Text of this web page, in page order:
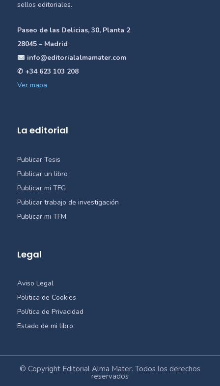
sellos editoriales.
Paseo de las Delicias, 30, Planta 2
28045 – Madrid
info@editorialalmamater.com
✆ +34 623 103 208
Ver mapa
La editorial
Publicar Tesis
Publicar un libro
Publicar mi TFG
Publicar trabajo de investigación
Publicar mi TFM
Legal
Aviso Legal
Politica de Cookies
Política de Privacidad
Estado de mi libro
© Copyright Editorial Alma Mater. Todos los derechos
reservados